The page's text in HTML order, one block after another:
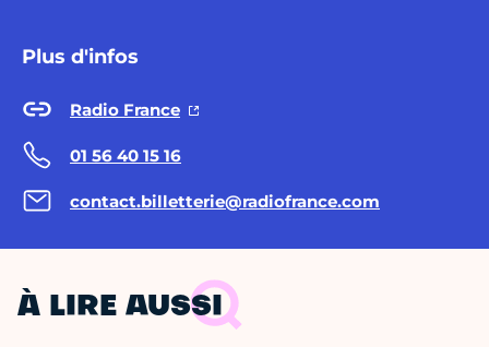
Plus d'infos
Radio France
01 56 40 15 16
contact.billetterie@radiofrance.com
À LIRE AUSSI